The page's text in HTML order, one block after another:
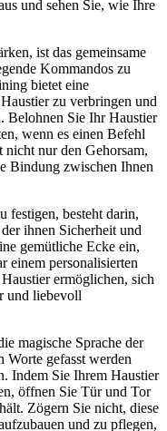
und ⁣sehen Sie, wie Ihre
ist das gemeinsame
Kommandos zu
bietet eine
zu verbringen und
‍Belohnen‍ Sie Ihr Haustier
wenn es einen Befehl
nur den Gehorsam,
Bindung zwischen Ihnen
festigen, besteht darin,
ihnen Sicherheit​ und
‌gemütliche Ecke ein,
einem personalisierten
ermöglichen, sich
und liebevoll
magische Sprache der
gefasst werden
Indem⁢ Sie Ihrem Haustier
öffnen Sie ‌Tür und Tor
Zögern‍ Sie nicht,⁢ diese​
und zu pflegen,